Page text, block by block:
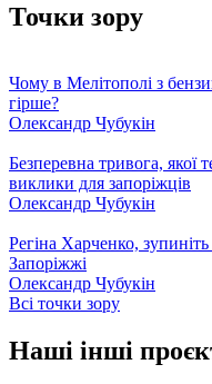
Точки зору
Чому в Мелітополі з
гірше?
Олександр Чубукін
Безперевна тривога, якої
виклики для запоріжців
Олександр Чубукін
Регіна Харченко,
Запоріжжі
Олександр Чубукін
Всі точки зору
Наші інші